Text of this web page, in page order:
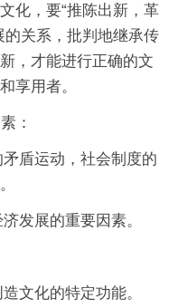
化，要“推陈出新，革
的关系，批判地继承传
，才能进行正确的文
享用者。
：
盾运动，社会制度的
发展的重要因素。
文化的特定功能。